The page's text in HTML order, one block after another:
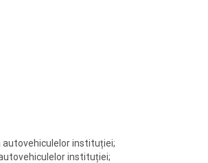
instituției;
instituției;